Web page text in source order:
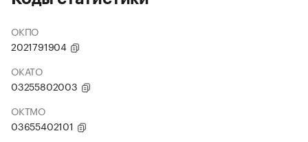
ОКПО
2021791904
ОКАТО
03255802003
ОКТМО
03655402101